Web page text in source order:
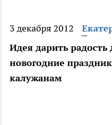
3 декабря 2012
Идея дарить
новогодние
калужанам